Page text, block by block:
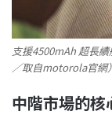
支援4500mAh 超長
／取自motorola官網）
中階市場的